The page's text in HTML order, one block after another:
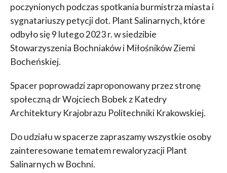
poczynionych podczas spotkania burmistrza miasta i
sygnatariuszy petycji dot. Plant Salinarnych, które
odbyło się 9 lutego 2023 r. w siedzibie
Stowarzyszenia Bochniaków i Miłośników Ziemi
Bocheńskiej.
Spacer poprowadzi zaproponowany przez stronę
społeczną dr Wojciech Bobek z Katedry
Architektury Krajobrazu Politechniki Krakowskiej.
Do udziału w spacerze zapraszamy wszystkie osoby
zainteresowane tematem rewaloryzacji Plant
Salinarnych w Bochni.